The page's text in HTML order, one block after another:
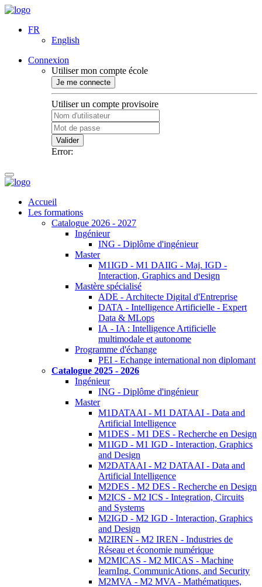
FR
English
Connexion
Utiliser mon compte école
Je me connecte
Utiliser un compte provisoire
Valider
Error:
Accueil
Les formations
Catalogue 2026 - 2027
Ingénieur
ING - Diplôme d'ingénieur
Master
M1IGD - M1 DAIIG - Maj. IGD -
Interaction, Graphics and Design
Mastère spécialisé
ADE - Architecte Digital d'Entreprise
DATA - Intelligence Artificielle - Expert
Data & MLops
IA - IA : Intelligence Artificielle
multimodale et autonome
Programme d'échange
PEI - Echange international non diplomant
Catalogue 2025 - 2026
Ingénieur
ING - Diplôme d'ingénieur
Master
M1DATAAI - M1 DATAAI - Data and
Artificial Intelligence
M1DES - M1 DES - Recherche en Design
M1IGD - M1 IGD - Interaction, Graphics
and Design
M2DATAAI - M2 DATAAI - Data and
Artificial Intelligence
M2DES - M2 DES - Recherche en Design
M2ICS - M2 ICS - Integration, Circuits
and Systems
M2IGD - M2 IGD - Interaction, Graphics
and Design
M2IREN - M2 IREN - Industries de
Réseau et économie numérique
M2MICAS - M2 MICAS - Machine
learnIng, CommunicAtions, and Security
M2MVA - M2 MVA - Mathématiques,